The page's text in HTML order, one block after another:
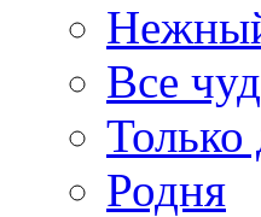
Все
Только
Родня